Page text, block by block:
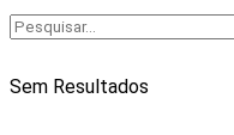
Sem Resultados